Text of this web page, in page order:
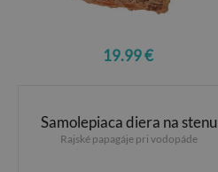
19.99 €
Samolepiaca diera na stenu
Rajské papagáje pri vodopáde